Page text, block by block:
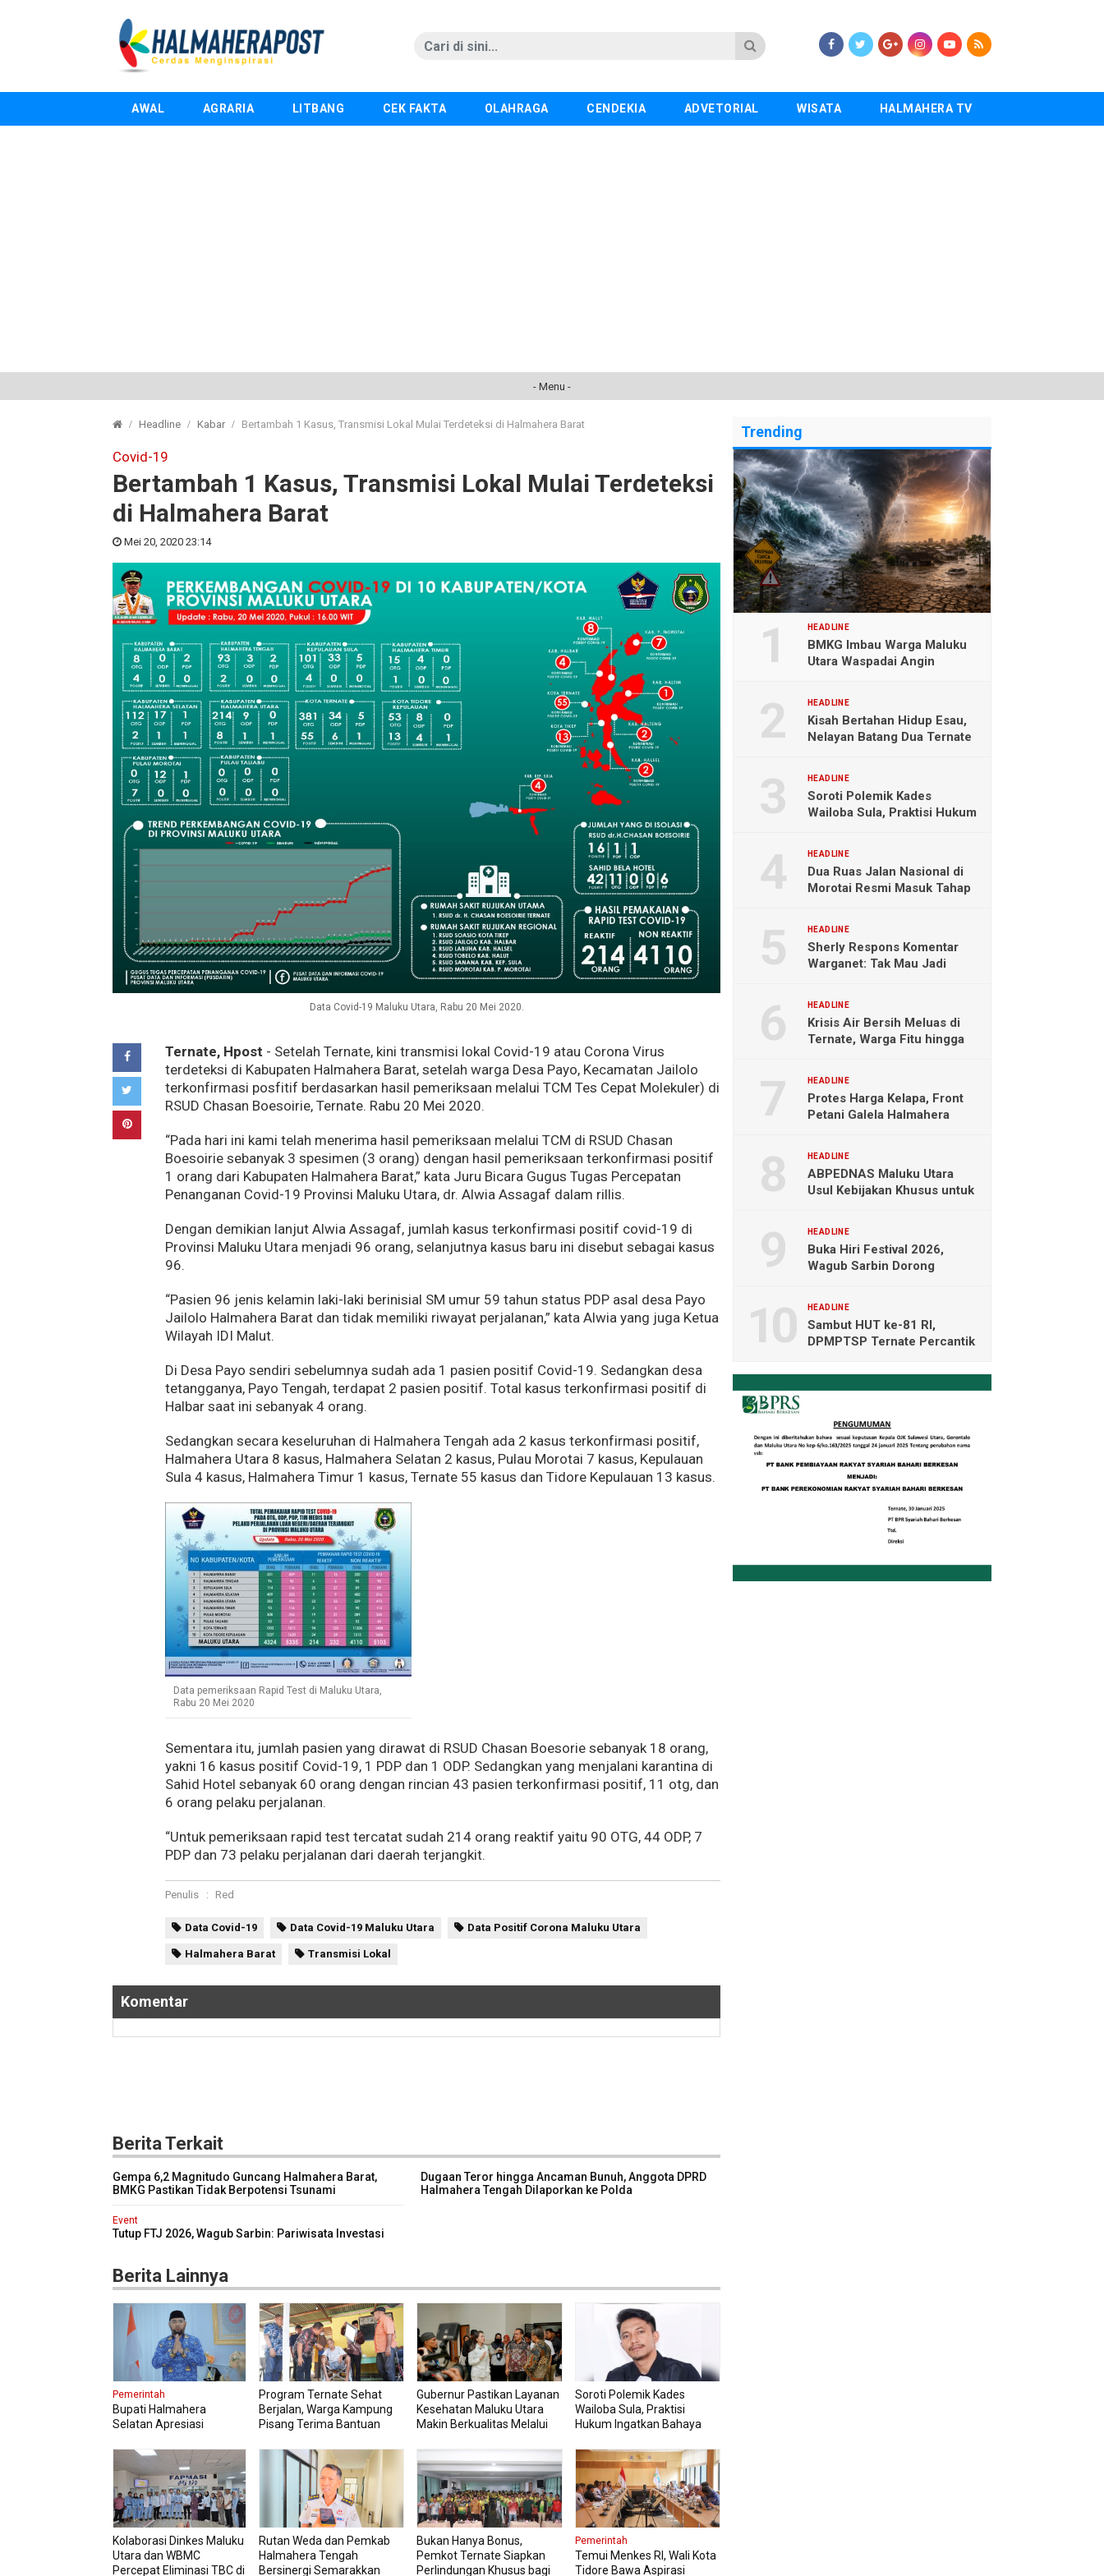
AWAL AGRARIA LITBANG CEK FAKTA OLAHRAGA CENDEKIA ADVETORIAL WISATA HALMAHERA TV
- Menu -
Headline Kabar Bertambah 1 Kasus, Transmisi Lokal Mulai Terdeteksi di Halmahera Barat
Covid-19
Bertambah 1 Kasus, Transmisi Lokal Mulai Terdeteksi
di Halmahera Barat
Mei 20, 2020 23:14
Data Covid-19 Maluku Utara, Rabu 20 Mei 2020.
Ternate, Hpost - Setelah Ternate, kini transmisi lokal Covid-19 atau Corona Virus
terdeteksi di Kabupaten Halmahera Barat, setelah warga Desa Payo, Kecamatan Jailolo
terkonfirmasi posfitif berdasarkan hasil pemeriksaan melalui TCM Tes Cepat Molekuler) di
RSUD Chasan Boesoirie, Ternate. Rabu 20 Mei 2020.
“Pada hari ini kami telah menerima hasil pemeriksaan melalui TCM di RSUD Chasan
Boesoirie sebanyak 3 spesimen (3 orang) dengan hasil pemeriksaan terkonfirmasi positif
1 orang dari Kabupaten Halmahera Barat,” kata Juru Bicara Gugus Tugas Percepatan
Penanganan Covid-19 Provinsi Maluku Utara, dr. Alwia Assagaf dalam rillis.
Dengan demikian lanjut Alwia Assagaf, jumlah kasus terkonfirmasi positif covid-19 di
Provinsi Maluku Utara menjadi 96 orang, selanjutnya kasus baru ini disebut sebagai kasus
96.
“Pasien 96 jenis kelamin laki-laki berinisial SM umur 59 tahun status PDP asal desa Payo
Jailolo Halmahera Barat dan tidak memiliki riwayat perjalanan,” kata Alwia yang juga Ketua
Wilayah IDI Malut.
Di Desa Payo sendiri sebelumnya sudah ada 1 pasien positif Covid-19. Sedangkan desa
tetangganya, Payo Tengah, terdapat 2 pasien positif. Total kasus terkonfirmasi positif di
Halbar saat ini sebanyak 4 orang.
Sedangkan secara keseluruhan di Halmahera Tengah ada 2 kasus terkonfirmasi positif,
Halmahera Utara 8 kasus, Halmahera Selatan 2 kasus, Pulau Morotai 7 kasus, Kepulauan
Sula 4 kasus, Halmahera Timur 1 kasus, Ternate 55 kasus dan Tidore Kepulauan 13 kasus.
Data pemeriksaan Rapid Test di Maluku Utara,
Rabu 20 Mei 2020
Sementara itu, jumlah pasien yang dirawat di RSUD Chasan Boesorie sebanyak 18 orang,
yakni 16 kasus positif Covid-19, 1 PDP dan 1 ODP. Sedangkan yang menjalani karantina di
Sahid Hotel sebanyak 60 orang dengan rincian 43 pasien terkonfirmasi positif, 11 otg, dan
6 orang pelaku perjalanan.
“Untuk pemeriksaan rapid test tercatat sudah 214 orang reaktif yaitu 90 OTG, 44 ODP, 7
PDP dan 73 pelaku perjalanan dari daerah terjangkit.
Penulis : Red
Data Covid-19 Data Covid-19 Maluku Utara Data Positif Corona Maluku Utara
Halmahera Barat Transmisi Lokal
Komentar
Berita Terkait
Gempa 6,2 Magnitudo Guncang Halmahera Barat,
BMKG Pastikan Tidak Berpotensi Tsunami
Dugaan Teror hingga Ancaman Bunuh, Anggota DPRD
Halmahera Tengah Dilaporkan ke Polda
Event
Tutup FTJ 2026, Wagub Sarbin: Pariwisata Investasi
Berita Lainnya
Pemerintah
Bupati Halmahera
Selatan Apresiasi
Transformasi Digital
Pengadaan Barang dan
Jasa
Program Ternate Sehat
Berjalan, Warga Kampung
Pisang Terima Bantuan
Gubernur Pastikan Layanan
Kesehatan Maluku Utara
Makin Berkualitas Melalui
Soroti Polemik Kades
Wailoba Sula, Praktisi
Hukum Ingatkan Bahaya
Kolaborasi Dinkes Maluku
Utara dan WBMC
Percepat Eliminasi TBC di
Rutan Weda dan Pemkab
Halmahera Tengah
Bersinergi Semarakkan
Bukan Hanya Bonus,
Pemkot Ternate Siapkan
Perlindungan Khusus bagi
Pemerintah
Temui Menkes RI, Wali Kota
Tidore Bawa Aspirasi
Trending
HEADLINE
BMKG Imbau Warga Maluku
Utara Waspadai Angin
HEADLINE
Kisah Bertahan Hidup Esau,
Nelayan Batang Dua Ternate
HEADLINE
Soroti Polemik Kades
Wailoba Sula, Praktisi Hukum
HEADLINE
Dua Ruas Jalan Nasional di
Morotai Resmi Masuk Tahap
HEADLINE
Sherly Respons Komentar
Warganet: Tak Mau Jadi
HEADLINE
Krisis Air Bersih Meluas di
Ternate, Warga Fitu hingga
HEADLINE
Protes Harga Kelapa, Front
Petani Galela Halmahera
HEADLINE
ABPEDNAS Maluku Utara
Usul Kebijakan Khusus untuk
HEADLINE
Buka Hiri Festival 2026,
Wagub Sarbin Dorong
HEADLINE
Sambut HUT ke-81 RI,
DPMPTSP Ternate Percantik
Merah Putih